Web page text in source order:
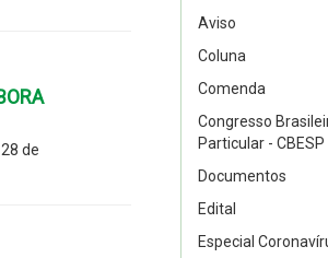
de
Aviso
Coluna
Comenda
Congresso
Particular - CBESP
Documentos
Edital
Especial